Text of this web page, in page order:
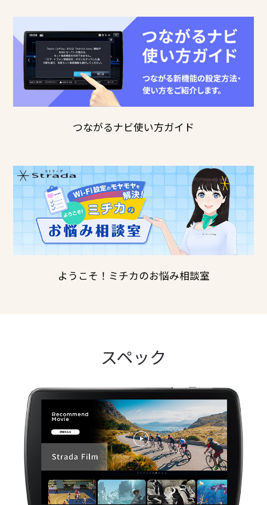
つながるナビ使い方ガイド
ようこそ！ミチカのお悩み相談室
スペック